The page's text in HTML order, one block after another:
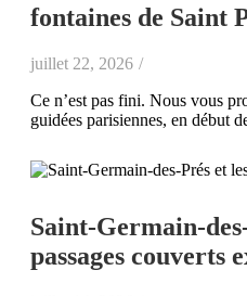
fontaines de Saint
juillet 22, 2026 /
Ce n’est pas fini. Nous vous
guidées parisiennes, en début
Saint-Germain-
passages couverts